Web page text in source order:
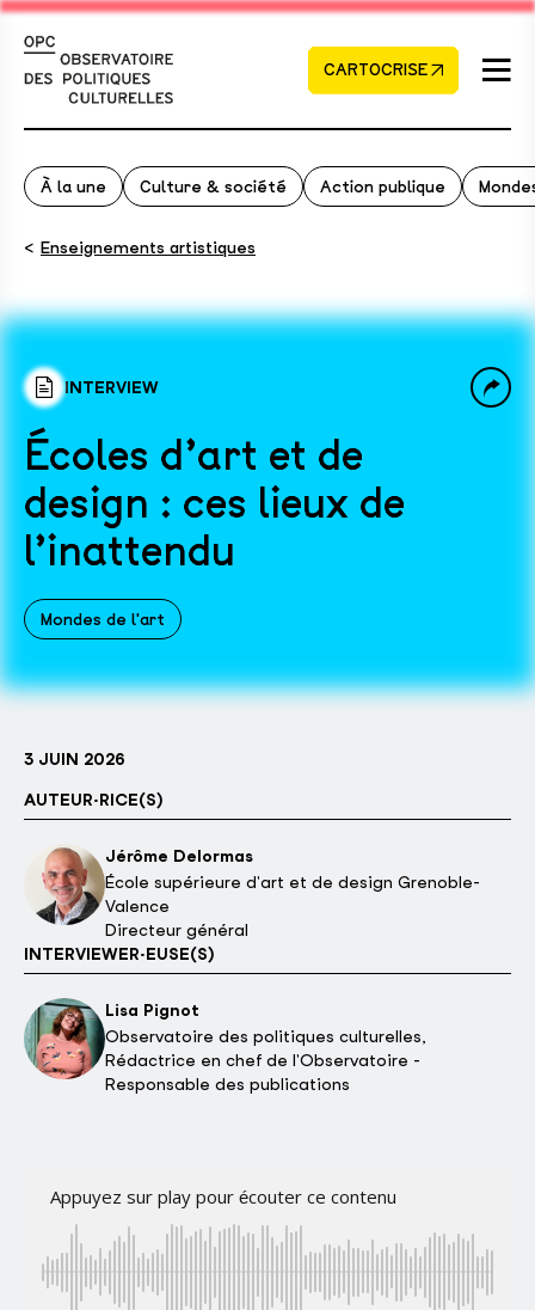
CARTOCRISE
À la une Culture & société Action publique
< Enseignements artistiques
INTERVIEW
Écoles d’art et de
design : ces lieux de
l’inattendu
Mondes de l'art
3 JUIN 2026
AUTEUR·RICE(S)
Jérôme Delormas
École supérieure d'art et de design Grenoble-
Valence
Directeur général
INTERVIEWER·EUSE(S)
Lisa Pignot
Observatoire des politiques culturelles,
Rédactrice en chef de l'Observatoire -
Responsable des publications
Appuyez sur play pour écouter ce contenu